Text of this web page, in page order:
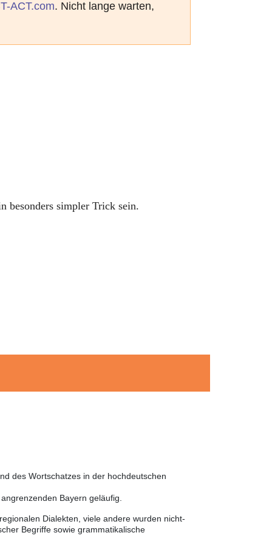
ACT.com. Nicht lange warten,
besonders simpler Trick sein.
des Wortschatzes in der hochdeutschen
Bayern geläufig.
Dialekten, viele andere wurden nicht-
Begriffe sowie grammatikalische